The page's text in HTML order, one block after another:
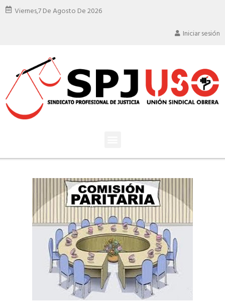
Viernes,7 De Agosto De 2026
Iniciar sesión